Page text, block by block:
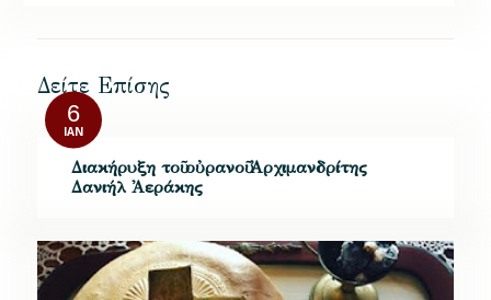
Δείτε Επίσης
6
ΙΑΝ
Διακήρυξη τοῦ οὐρανοῦ Ἀρχιμανδρίτης
Δανιήλ Ἀεράκης